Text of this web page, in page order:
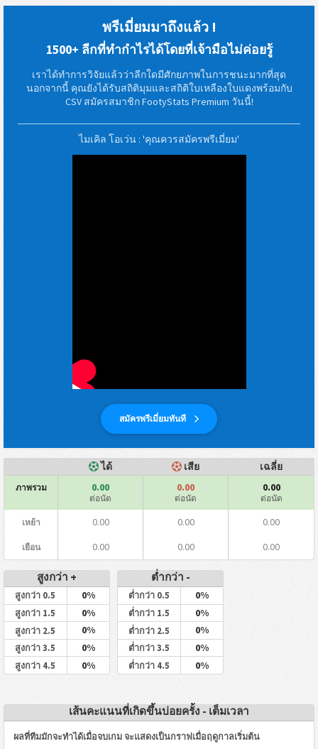
พรีเมี่ยมมาถึงแล้ว !
1500+ ลีกที่ทำกำไรได้โดยที่เจ้ามือไม่ค่อยรู้
เราได้ทำการวิจัยแล้วว่าลีกใดมีศักยภาพในการชนะมากที่สุด
นอกจากนี้ คุณยังได้รับสถิติมุมและสถิติใบเหลืองใบแดงพร้อมกับ
CSV สมัครสมาชิก FootyStats Premium วันนี้!
สมัครพรีเมี่ยมทันที
ไมเคิล โอเว่น : 'คุณควรสมัครพรีเมี่ยม'
ได้ เสีย เฉลี่ย
ภาพรวม 0.00
ต่อนัด
0.00
ต่อนัด
0.00
ต่อนัด
เหย้า 0.00 0.00 0.00
เยือน 0.00 0.00 0.00
สูงกว่า +
สูงกว่า 0.5 0%
สูงกว่า 1.5 0%
สูงกว่า 2.5 0%
สูงกว่า 3.5 0%
สูงกว่า 4.5 0%
ต่ำกว่า -
ต่ำกว่า 0.5 0%
ต่ำกว่า 1.5 0%
ต่ำกว่า 2.5 0%
ต่ำกว่า 3.5 0%
ต่ำกว่า 4.5 0%
เส้นคะแนนที่เกิดขึ้นบ่อยครั้ง - เต็มเวลา
ผลที่ทีมมักจะทำได้เมื่อจบเกม จะแสดงเป็นกราฟเมื่อฤดูกาลเริ่มต้น